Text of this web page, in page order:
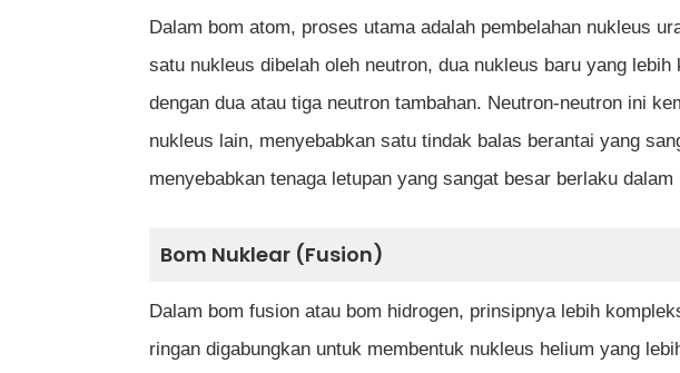
Dalam bom atom, proses utama adalah pembelahan nukleus
satu nukleus dibelah oleh neutron, dua nukleus baru yang
dengan dua atau tiga neutron tambahan. Neutron-neutron ini
nukleus lain, menyebabkan satu tindak balas berantai yang
menyebabkan tenaga letupan yang sangat besar berlaku
Bom Nuklear (Fusion)
Dalam bom fusion atau bom hidrogen, prinsipnya lebih
ringan digabungkan untuk membentuk nukleus helium yang